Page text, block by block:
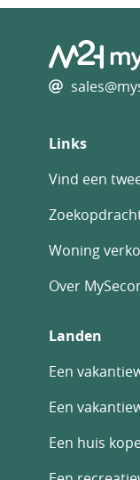
Links
Vind een
Woning
Over
Landen
Een
Een
Een huis